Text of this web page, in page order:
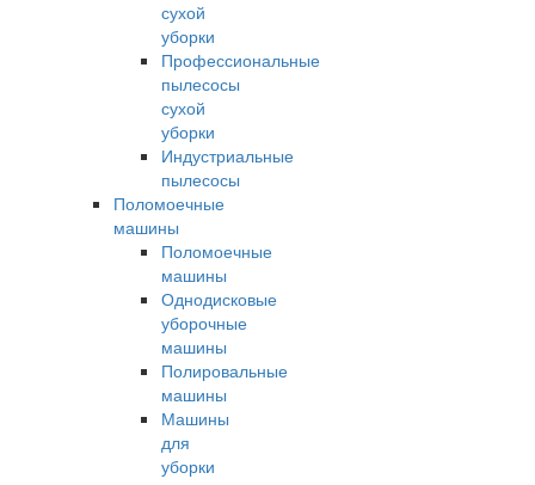
сухой
уборки
Профессиональные
пылесосы
сухой
уборки
Индустриальные
пылесосы
Поломоечные
машины
Поломоечные
машины
Однодисковые
уборочные
машины
Полировальные
машины
Машины
для
уборки